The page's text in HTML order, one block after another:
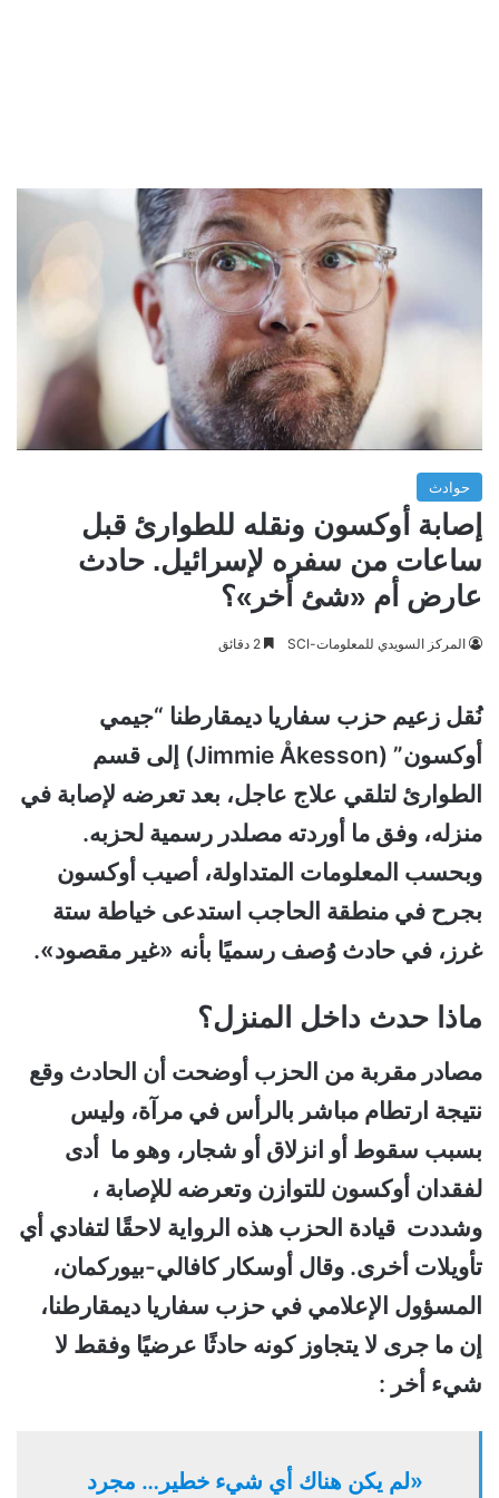
حوادث
إصابة أوكسون ونقله للطوارئ قبل
ساعات من سفره لإسرائيل. حادث
عارض أم «شئ أخر»؟
المركز السويدي للمعلومات-SCI
نُقل زعيم حزب سفاريا ديمقارطنا “جيمي
أوكسون” (Jimmie Åkesson) إلى قسم
الطوارئ لتلقي علاج عاجل، بعد تعرضه لإصابة في
منزله، وفق ما أوردته مصلدر رسمية لحزبه.
وبحسب المعلومات المتداولة، أصيب أوكسون
بجرح في منطقة الحاجب استدعى خياطة ستة
غرز، في حادث وُصف رسميًا بأنه «غير مقصود».
ماذا حدث داخل المنزل؟
مصادر مقربة من الحزب أوضحت أن الحادث وقع
نتيجة ارتطام مباشر بالرأس في مرآة، وليس
بسبب سقوط أو انزلاق أو شجار، وهو ما أدى
لفقدان أوكسون للتوازن وتعرضه للإصابة ،
وشددت قيادة الحزب هذه الرواية لاحقًا لتفادي أي
تأويلات أخرى. وقال أوسكار كافالي-بيوركمان،
المسؤول الإعلامي في حزب سفاريا ديمقارطنا،
إن ما جرى لا يتجاوز كونه حادثًا عرضيًا وفقط لا
شيء أخر :
«لم يكن هناك أي شيء خطير… مجرد